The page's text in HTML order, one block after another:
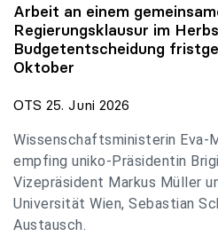
Arbeit an einem
Regierungsklausur im
Budgetentscheidung
Oktober
OTS 25. Juni 2026
Wissenschaftsministerin Eva-
empfing uniko-Präsidentin
Vizepräsident Markus Müller
Universität Wien, Sebastian
Austausch.